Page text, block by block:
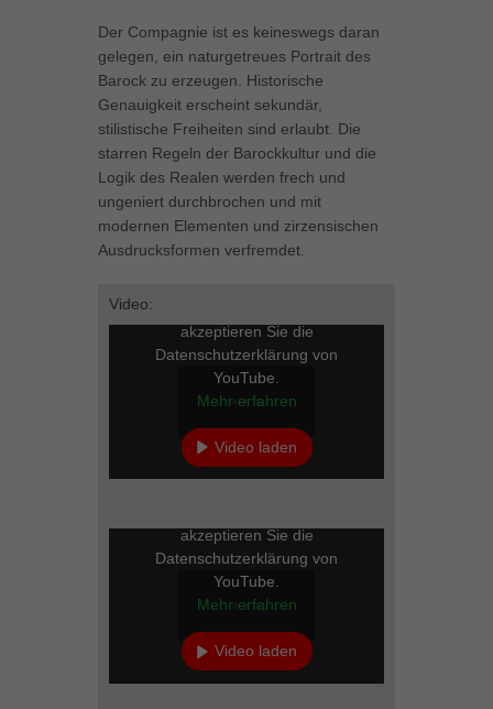
Der Compagnie ist es keineswegs daran
gelegen, ein naturgetreues Portrait des
Barock zu erzeugen. Historische
Genauigkeit erscheint sekundär,
stilistische Freiheiten sind erlaubt. Die
starren Regeln der Barockkultur und die
Logik des Realen werden frech und
ungeniert durchbrochen und mit
modernen Elementen und zirzensischen
Ausdrucksformen verfremdet.
Video:
akzeptieren Sie die
Datenschutzerklärung von
YouTube.
Mehr erfahren
Video laden
akzeptieren Sie die
Datenschutzerklärung von
YouTube.
Mehr erfahren
Video laden
Marketing (1)
Marketing-Cookies werden von Drittanbietern oder Publishern verwendet,
um personalisierte Werbung anzuzeigen. Sie tun dies, indem sie
Besucher über Websites hinweg verfolgen.
Cookie-Informationen anzeigen
Externe Medien (5)
Inhalte von Videoplattformen und Social-Media-Plattformen werden
standardmäßig blockiert. Wenn Cookies von externen Medien akzeptiert
Cookie-Informationen anzeigen
powered by Borlabs Cookie Datenschutzerklärung